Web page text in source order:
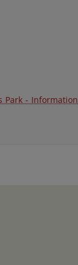
Park - Information